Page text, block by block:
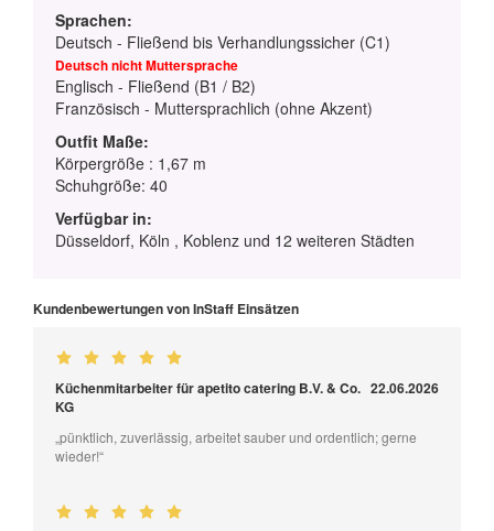
Sprachen:
Deutsch - Fließend bis Verhandlungssicher (C1)
Deutsch nicht Muttersprache
Englisch - Fließend (B1 / B2)
Französisch - Muttersprachlich (ohne Akzent)
Outfit Maße:
Körpergröße : 1,67 m
Schuhgröße: 40
Verfügbar in:
Düsseldorf, Köln , Koblenz und 12 weiteren Städten
Kundenbewertungen von InStaff Einsätzen
Küchenmitarbeiter für apetito catering B.V. & Co.
KG
22.06.2026
„pünktlich, zuverlässig, arbeitet sauber und ordentlich; gerne
wieder!“